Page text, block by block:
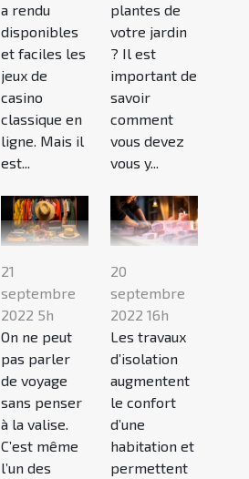
a rendu
disponibles
et faciles les
jeux de
casino
classique en
ligne. Mais il
est...
plantes de
votre jardin
? Il est
important de
savoir
comment
vous devez
vous y...
21
septembre
2022 5h
On ne peut
pas parler
de voyage
sans penser
à la valise.
C’est même
l’un des
20
septembre
2022 16h
Les travaux
d’isolation
augmentent
le confort
d’une
habitation et
permettent